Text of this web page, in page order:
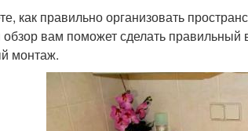
как правильно организовать
вам поможет сделать
монтаж.